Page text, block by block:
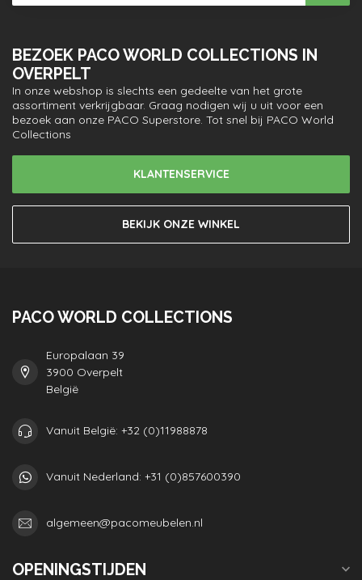
BEZOEK PACO WORLD COLLECTIONS IN
OVERPELT
In onze webshop is slechts een gedeelte van het grote
assortiment verkrijgbaar. Graag nodigen wij u uit voor een
bezoek aan onze PACO Superstore. Tot snel bij PACO World
Collections
KLANTENSERVICE
BEKIJK ONZE WINKEL
PACO WORLD COLLECTIONS
Europalaan 39
3900 Overpelt
België
Vanuit België: +32 (0)11988878
Vanuit Nederland: +31 (0)857600390
algemeen@pacomeubelen.nl
OPENINGSTIJDEN